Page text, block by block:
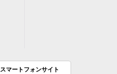
スマートフォンサイト